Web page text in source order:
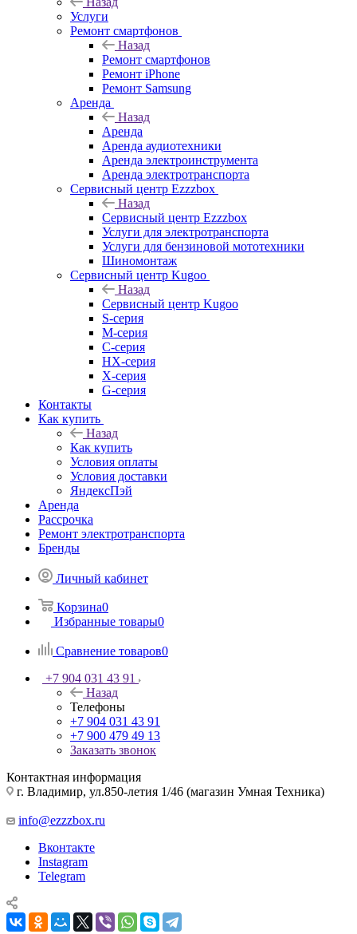
Услуги
Ремонт смартфонов
Назад
Ремонт смартфонов
Ремонт iPhone
Ремонт Samsung
Аренда
Назад
Аренда
Аренда аудиотехники
Аренда электроинструмента
Аренда электротранспорта
Сервисный центр Ezzzbox
Назад
Сервисный центр Ezzzbox
Услуги для электротранспорта
Услуги для бензиновой мототехники
Шиномонтаж
Сервисный центр Kugoo
Назад
Сервисный центр Kugoo
S-cерия
M-серия
С-серия
HX-серия
X-серия
G-серия
Контакты
Как купить
Назад
Как купить
Условия оплаты
Условия доставки
ЯндексПэй
Аренда
Рассрочка
Ремонт электротранспорта
Бренды
Личный кабинет
Корзина0
Избранные товары0
Сравнение товаров0
+7 904 031 43 91
Назад
Телефоны
+7 904 031 43 91
+7 900 479 49 13
Заказать звонок
Контактная информация
г. Владимир, ул.850-летия 1/46 (магазин Умная Техника)
info@ezzzbox.ru
Вконтакте
Instagram
Telegram